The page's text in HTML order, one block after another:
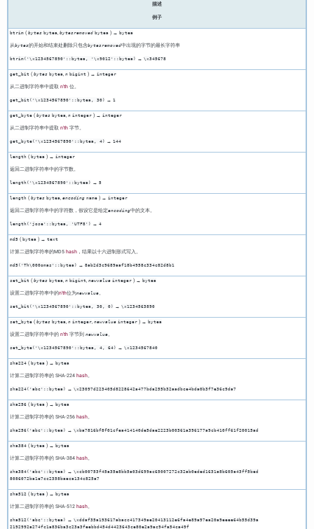
描述
例子
btrim( bytes bytea, bytesremoved bytea) → bytea
从bytes的开始和结束处删除只包含bytesremoved中出现的字节的最长字符串
btrim('\x1234567890'::bytea, '\x9012'::bytea) → \x345678
get_bit ( bytes bytea, n bigint ) → integer
从二进制字符串中提取 n'th位。
get_bit('\x1234567890'::bytea, 30) → 1
get_byte( bytes bytea, n integer) → integer
从二进制字符串中提取 n'th字节。
get_byte('\x1234567890'::bytea, 4) → 144
length ( bytea) → integer
返回二进制字符串中的字节数。
length('\x1234567890'::bytea) → 5
length ( bytes bytea, encoding name) → integer
返回二进制字符串中的字符数，假设它是给定encoding中的文本。
length('jose'::bytea, 'UTF8') → 4
md5 ( bytea) → text
计算二进制字符串的MD5 hash，结果以十六进制形式写入。
md5('Th\000omas'::bytea) → 8ab2d3c9689aaf18​b4958c334c82d8b1
set_bit ( bytes bytea, n bigint, newvalue integer) → bytea
设置二进制字符串中的n'th位为newvalue。
set_bit('\x1234567890'::bytea, 30, 0) → \x1234563890
set_byte( bytes bytea, n integer, newvalue integer) → bytea
设置二进制字符串中的 n'th字节到 newvalue。
set_byte('\x1234567890'::bytea, 4, 64) → \x1234567840
sha224( bytea) → bytea
计算二进制字符串的 SHA-224 hash。
sha224('abc'::bytea) → \x23097d223405d8228642a477bda2​55b32aadbce4bda0b3f7e36c9da7
sha256 ( bytea) → bytea
计算二进制字符串的 SHA-256 hash。
sha256('abc'::bytea) → \xba7816bf8f01cfea414140de5dae2223​b00361a396177a9cb410ff61f20015ad
sha384( bytea) → bytea
计算二进制字符串的 SHA-384 hash。
sha384('abc'::bytea) → \xcb00753f45a35e8bb5a03d699ac65007​272c32ab0eded1631a8b605a43ff5bed​
8086072ba1e7cc2358baeca134c825a7
sha512( bytea) → bytea
计算二进制字符串的 SHA-512 hash。
sha512('abc'::bytea) → \xddaf35a193617abacc417349ae204131​12e6fa4e89a97ea20a9eeee64b55d39a​
2192992a274fc1a836ba3c23a3feebbd​454d4423643ce80e2a9ac94fa54ca49f